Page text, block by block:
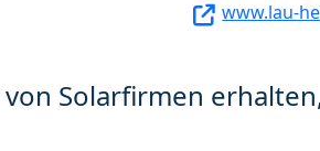
www.lau-
Solarfirmen